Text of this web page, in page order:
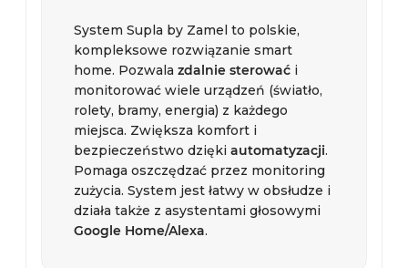
System Supla by Zamel to polskie,
kompleksowe rozwiązanie smart
home. Pozwala zdalnie sterować i
monitorować wiele urządzeń (światło,
rolety, bramy, energia) z każdego
miejsca. Zwiększa komfort i
bezpieczeństwo dzięki automatyzacji.
Pomaga oszczędzać przez monitoring
zużycia. System jest łatwy w obsłudze i
działa także z asystentami głosowymi
Google Home/Alexa.